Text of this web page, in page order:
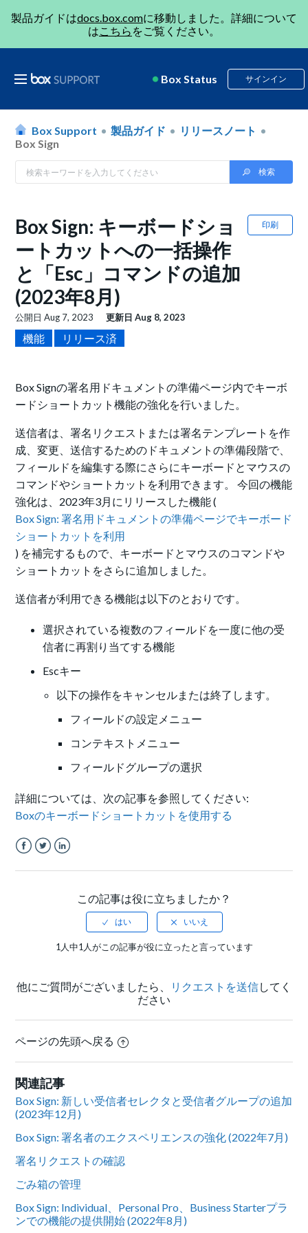
製品ガイドはdocs.box.comに移動しました。詳細について
はこちら をご覧ください。
Box Status サインイン
Box Support 製品ガイド
リリースノート
Box Sign
印刷
Box Sign: キーボードショ
ートカットへの一括操作
と「Esc」コマンドの追加
(2023年8月)
公開日Aug 7, 2023 更新日Aug 8, 2023
機能 リリース済
Box Signの署名用ドキュメントの準備ページ内でキーボ
ードショートカット機能の強化を行いました。
送信者は、署名リクエストまたは署名テンプレートを作
成、変更、送信するためのドキュメントの準備段階で、
フィールドを編集する際にさらにキーボードとマウスの
コマンドやショートカットを利用できます。 今回の機能
強化は、2023年3月にリリースした機能 (
Box Sign: 署名用ドキュメントの準備ページでキーボード
ショートカットを利用
) を補完するもので、キーボードとマウスのコマンドや
ショートカットをさらに追加しました。
送信者が利用できる機能は以下のとおりです。
選択されている複数のフィールドを一度に他の受
信者に再割り当てする機能
Escキー
以下の操作をキャンセルまたは終了します。
フィールドの設定メニュー
コンテキストメニュー
フィールドグループの選択
詳細については、次の記事を参照してください:
Boxのキーボードショートカットを使用する
この記事は役に立ちましたか？
1人中1人がこの記事が役に立ったと言っています
他にご質問がございましたら、 リクエストを送信してく
ださい
ページの先頭へ戻る
関連記事
Box Sign: 新しい受信者セレクタと受信者グループの追加
(2023年12月)
Box Sign: 署名者のエクスペリエンスの強化 (2022年7月)
署名リクエストの確認
ごみ箱の管理
Box Sign: Individual、Personal Pro、Business Starterプラ
ンでの機能の提供開始 (2022年8月)